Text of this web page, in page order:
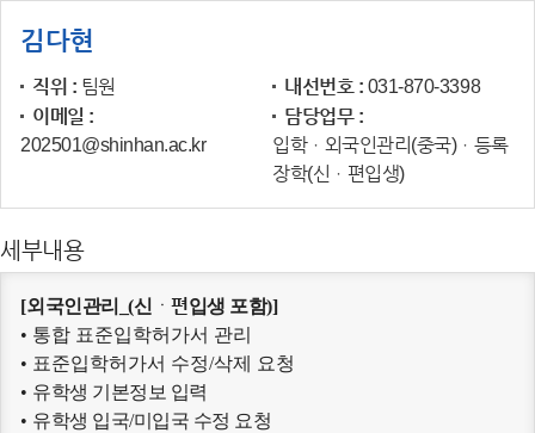
김다현
직위 팀원 내선번호
031-870-3398
이메일
202501@shinhan.ac.kr
담당업무
입학ㆍ외국인관리(중국)ㆍ등록
장학(신ㆍ편입생)
세부내용
[외국인관리_(신 ㆍ편입생 포함)]
• 통합 표준입학허가서 관리
• 표준입학허가서 수정/삭제 요청
• 유학생 기본정보 입력
• 유학생 입국/미입국 수정 요청